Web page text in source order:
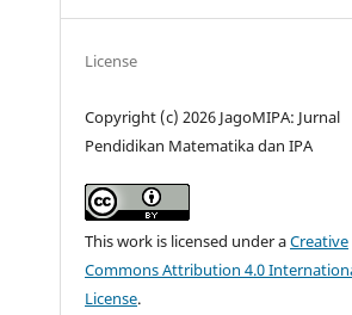
License
Copyright (c) 2026 JagoMIPA: Jurnal
Pendidikan Matematika dan IPA
This work is licensed under aCreative
Commons Attribution 4.0
License.